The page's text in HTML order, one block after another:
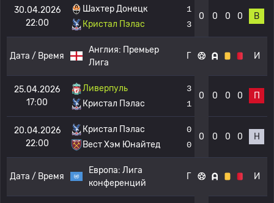
30.04.2026
22:00
Шахтер Донецк
Кристал Пэлас
1
3
0 0 0 0 В
Дата / Время
Англия: Премьер
Лига
Г И
25.04.2026
17:00
Ливерпуль
Кристал Пэлас
3
1
0 0 0 0 П
20.04.2026
22:00
Кристал Пэлас
Вест Хэм Юнайтед
0
0
0 0 0 0 Н
Дата / Время
Европа: Лига
конференций
Г И